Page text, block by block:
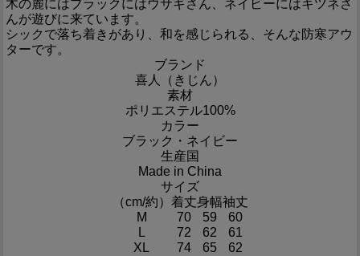
木の麓にはブラックにはウサギさん、ネイビーにはキツネさ
んが遊びに来ています。
シックで落ち着きがあり、和を感じられる、そんな防寒アウ
ターです。
ブランド
喜人（きじん）
素材
ポリエステル100%
カラー
ブラック・ネイビー
生産国
Made in China
サイズ
（cm/約） 着丈身幅袖丈
M
70 59
60
L
72 62
61
XL
74 65 62